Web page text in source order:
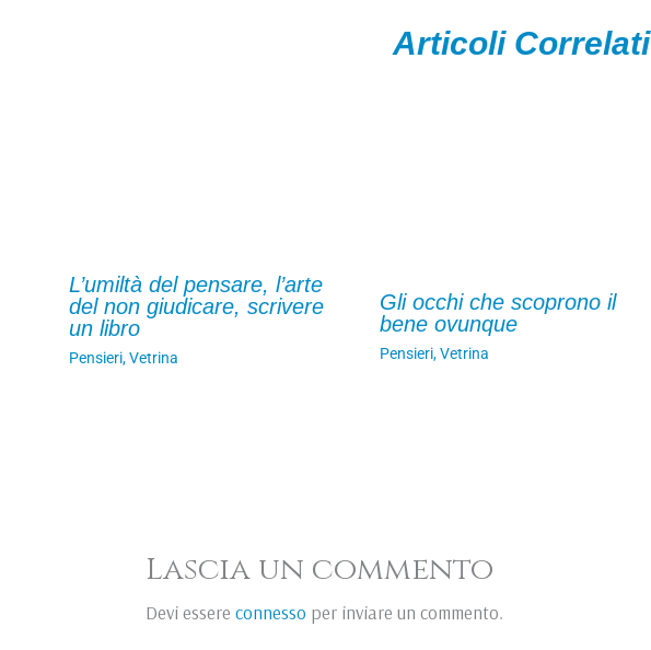
Articoli Correlati
L’umiltà del pensare, l’arte
del non giudicare, scrivere
un libro
Pensieri,Vetrina
Gli occhi che scoprono il
bene ovunque
Pensieri,Vetrina
Lascia un commento
Devi essereconnesso per inviare un commento.